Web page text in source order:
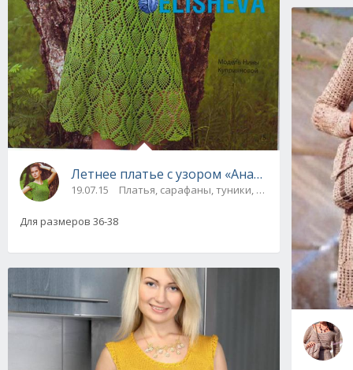
Летнее платье с узором «Ананасы» вязаное
19.07.15 Платья, сарафаны, туники, юбки
Для размеров 36-38